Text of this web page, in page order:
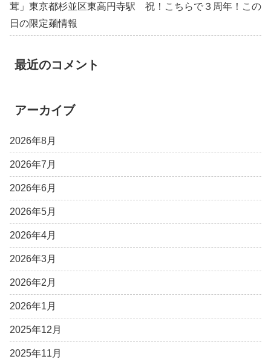
茸」東京都杉並区東高円寺駅 祝！こちらで３周年！この
日の限定麺情報
最近のコメント
アーカイブ
2026年8月
2026年7月
2026年6月
2026年5月
2026年4月
2026年3月
2026年2月
2026年1月
2025年12月
2025年11月